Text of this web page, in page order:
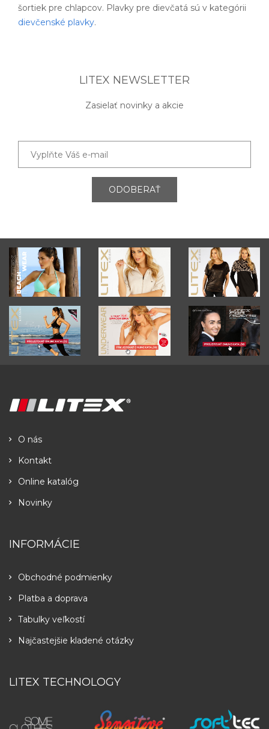
šortiek pre chlapcov. Plavky pre dievčatá sú v kategórii
dievčenské plavky.
LITEX NEWSLETTER
Zasielať novinky a akcie
ODOBERAŤ
O nás
Kontakt
Online katalóg
Novinky
INFORMÁCIE
Obchodné podmienky
Platba a doprava
Tabulky veľkostí
Najčastejšie kladené otázky
LITEX TECHNOLOGY